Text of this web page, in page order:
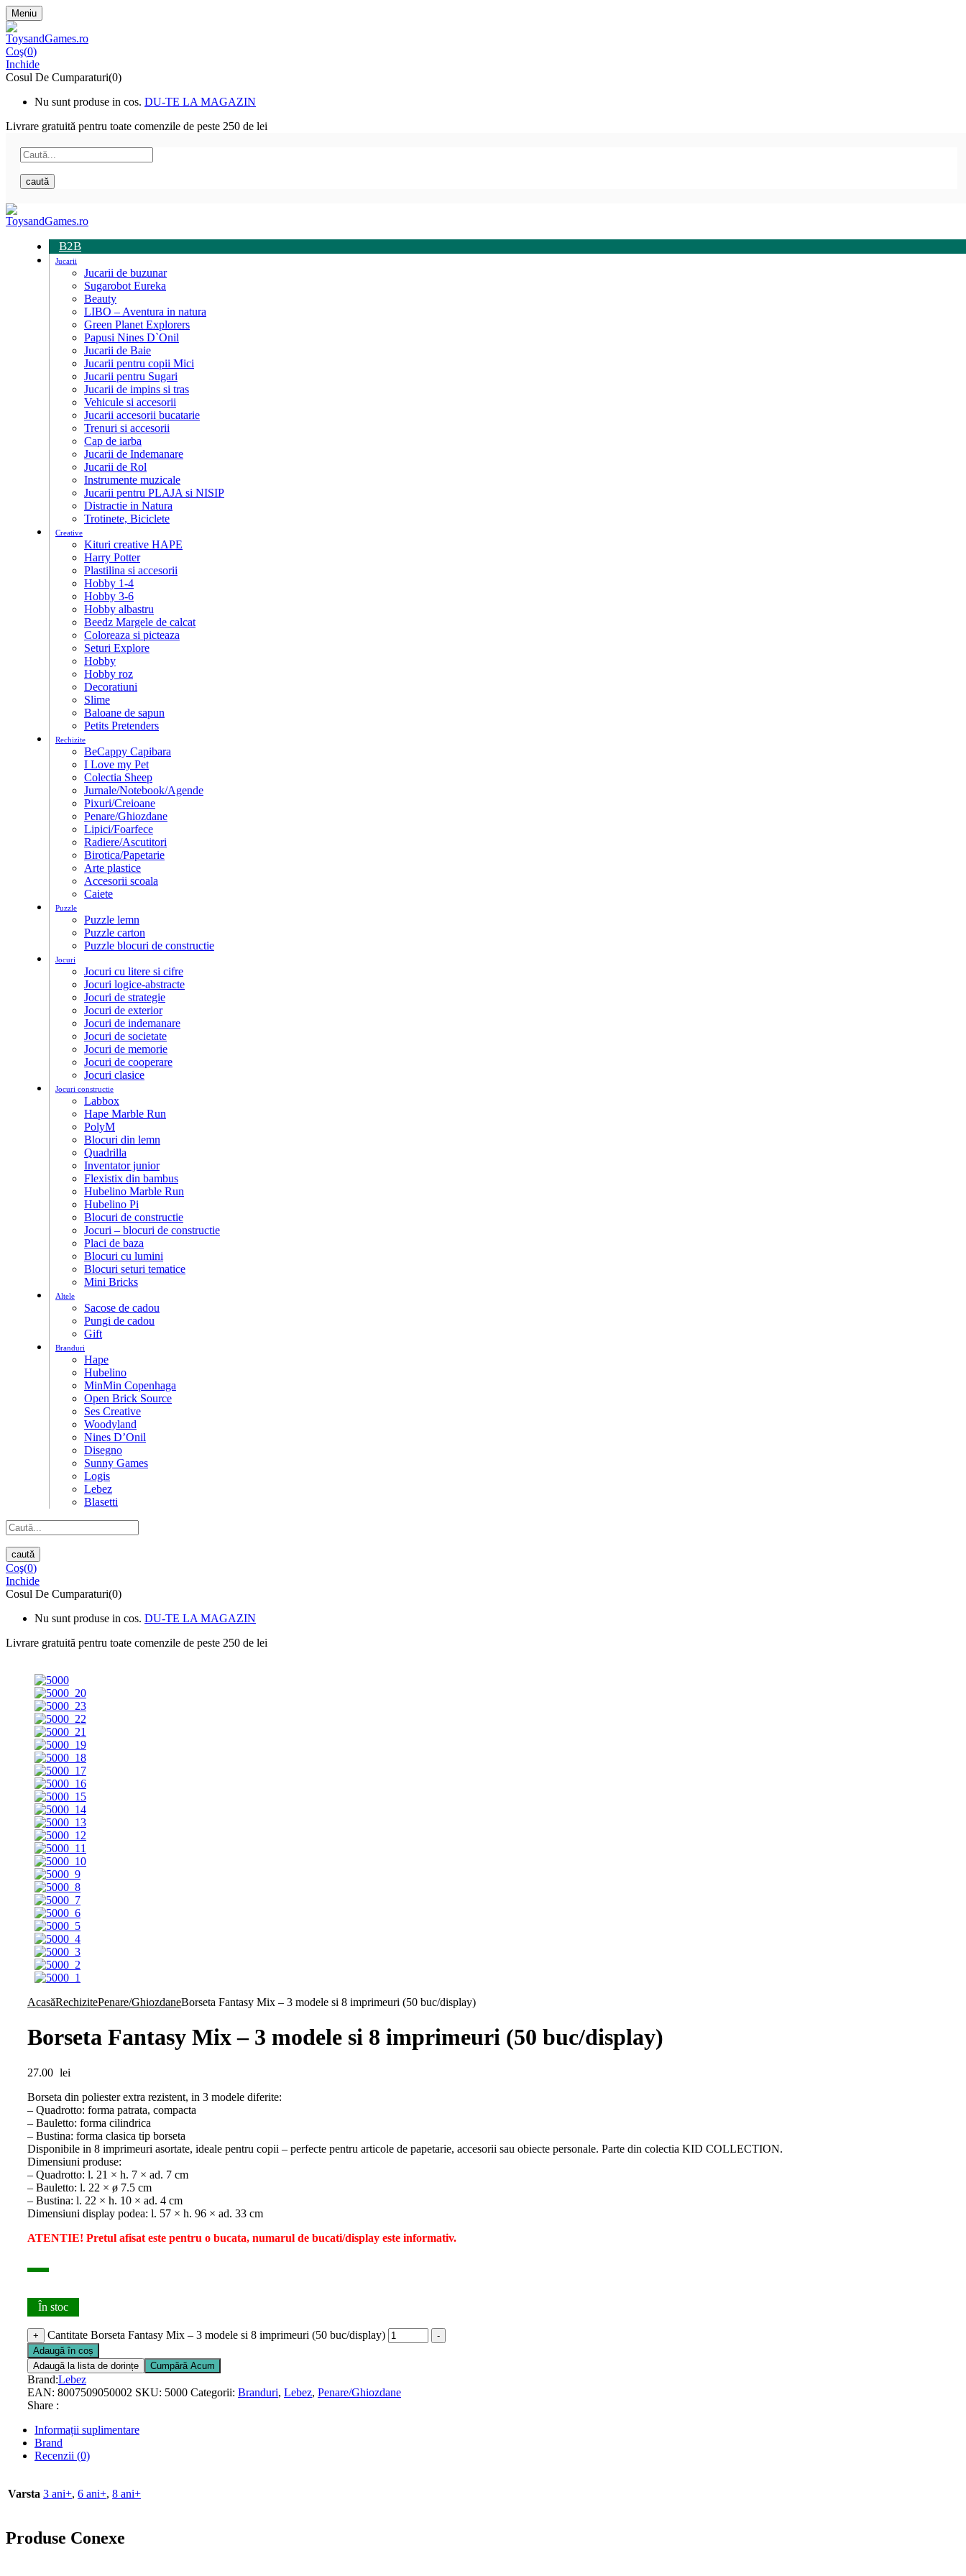
Meniu
Coş(0)
Inchide
Cosul De Cumparaturi(0)
Nu sunt produse in cos. DU-TE LA MAGAZIN
Livrare gratuită pentru toate comenzile de peste 250 de lei
caută
B2B
Jucarii
Jucarii de buzunar
Sugarobot Eureka
Beauty
LIBO – Aventura in natura
Green Planet Explorers
Papusi Nines D`Onil
Jucarii de Baie
Jucarii pentru copii Mici
Jucarii pentru Sugari
Jucarii de impins si tras
Vehicule si accesorii
Jucarii accesorii bucatarie
Trenuri si accesorii
Cap de iarba
Jucarii de Indemanare
Jucarii de Rol
Instrumente muzicale
Jucarii pentru PLAJA si NISIP
Distractie in Natura
Trotinete, Biciclete
Creative
Kituri creative HAPE
Harry Potter
Plastilina si accesorii
Hobby 1-4
Hobby 3-6
Hobby albastru
Beedz Margele de calcat
Coloreaza si picteaza
Seturi Explore
Hobby
Hobby roz
Decoratiuni
Slime
Baloane de sapun
Petits Pretenders
Rechizite
BeCappy Capibara
I Love my Pet
Colectia Sheep
Jurnale/Notebook/Agende
Pixuri/Creioane
Penare/Ghiozdane
Lipici/Foarfece
Radiere/Ascutitori
Birotica/Papetarie
Arte plastice
Accesorii scoala
Caiete
Puzzle
Puzzle lemn
Puzzle carton
Puzzle blocuri de constructie
Jocuri
Jocuri cu litere si cifre
Jocuri logice-abstracte
Jocuri de strategie
Jocuri de exterior
Jocuri de indemanare
Jocuri de societate
Jocuri de memorie
Jocuri de cooperare
Jocuri clasice
Jocuri constructie
Labbox
Hape Marble Run
PolyM
Blocuri din lemn
Quadrilla
Inventator junior
Flexistix din bambus
Hubelino Marble Run
Hubelino Pi
Blocuri de constructie
Jocuri – blocuri de constructie
Placi de baza
Blocuri cu lumini
Blocuri seturi tematice
Mini Bricks
Altele
Sacose de cadou
Pungi de cadou
Gift
Branduri
Hape
Hubelino
MinMin Copenhaga
Open Brick Source
Ses Creative
Woodyland
Nines D’Onil
Disegno
Sunny Games
Logis
Lebez
Blasetti
caută
Coş(0)
Inchide
Cosul De Cumparaturi(0)
Nu sunt produse in cos. DU-TE LA MAGAZIN
Livrare gratuită pentru toate comenzile de peste 250 de lei
AcasăRechizitePenare/GhiozdaneBorseta Fantasy Mix – 3 modele si 8 imprimeuri (50 buc/display)
Borseta Fantasy Mix – 3 modele si 8 imprimeuri (50 buc/display)
27.00 lei
Borseta din poliester extra rezistent, in 3 modele diferite:
– Quadrotto: forma patrata, compacta
– Bauletto: forma cilindrica
– Bustina: forma clasica tip borseta
Disponibile in 8 imprimeuri asortate, ideale pentru copii – perfecte pentru articole de papetarie, accesorii sau obiecte personale. Parte din colectia KID COLLECTION.
Dimensiuni produse:
– Quadrotto: l. 21 × h. 7 × ad. 7 cm
– Bauletto: l. 22 × ø 7.5 cm
– Bustina: l. 22 × h. 10 × ad. 4 cm
Dimensiuni display podea: l. 57 × h. 96 × ad. 33 cm
ATENTIE! Pretul afisat este pentru o bucata, numarul de bucati/display este informativ.
În stoc
+ Cantitate Borseta Fantasy Mix – 3 modele si 8 imprimeuri (50 buc/display)
-
Adaugă în coș
Adaugă la lista de dorințe
Cumpără Acum
Brand:Lebez
EAN: 8007509050002 SKU: 5000 Categorii: Branduri, Lebez, Penare/Ghiozdane
Share :
Informații suplimentare
Brand
Recenzii (0)
Varsta 3 ani+, 6 ani+, 8 ani+
Produse Conexe